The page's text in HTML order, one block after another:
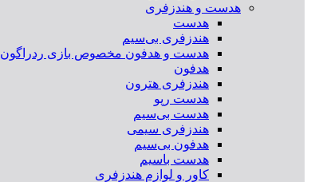
هدست و هندزفری
هدست
هندزفری بی‌سیم
هدست و هدفون مخصوص بازی ردراگون
هدفون
هندزفری هترون
هدست رپو
هدست بی‌سیم
هندزفری سیمی
هدفون بی‌سیم
هدست باسیم
کاور و لوازم هندزفری